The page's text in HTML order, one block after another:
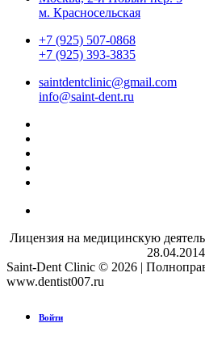
м. Красносельская
+7 (925) 507-0868
+7 (925) 393-3835
saintdentclinic@gmail.com
info@saint-dent.ru
Лицензия на медицинскую
28.04.2014
Saint-Dent Clinic © 2026 |
www.dentist007.ru
Войти